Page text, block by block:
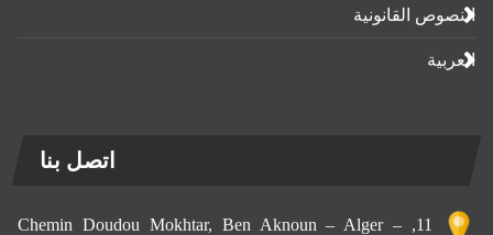
النصوص القانونية
العربية
اتصل بنا
11, Chemin Doudou Mokhtar, Ben Aknoun – Alger –